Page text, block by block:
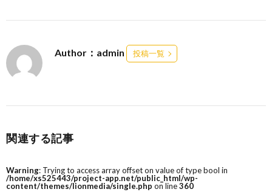
Author：admin 投稿一覧
関連する記事
Warning: Trying to access array offset on value of type bool in
/home/xs525443/project-app.net/public_html/wp-
content/themes/lionmedia/single.php on line360